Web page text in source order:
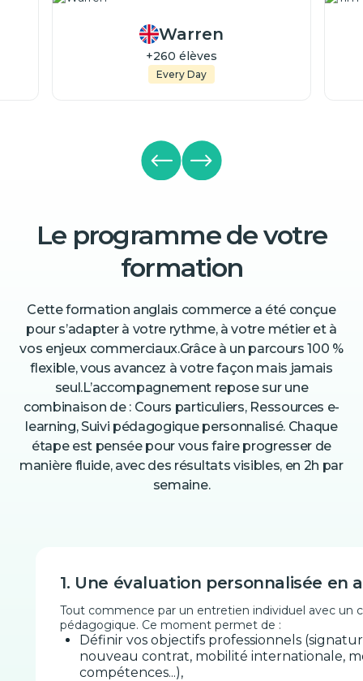
Warren
+260 élèves
Every Day
Le programme de votre
formation
Cette formation anglais commerce a été conçue
pour s’adapter à votre rythme, à votre métier et à
vos enjeux commerciaux.Grâce à un parcours 100 %
flexible, vous avancez à votre façon mais jamais
seul.‍L’accompagnement repose sur une
combinaison de : Cours particuliers, Ressources e-
learning, Suivi pédagogique personnalisé. Chaque
étape est pensée pour vous faire progresser de
manière fluide, avec des résultats visibles, en 2h par
semaine.‍
1. Une évaluation personnalisée en
Tout commence par un entretien individuel avec un
pédagogique. Ce moment permet de :
Définir vos objectifs professionnels
nouveau contrat, mobilité internationale,
compétences...),